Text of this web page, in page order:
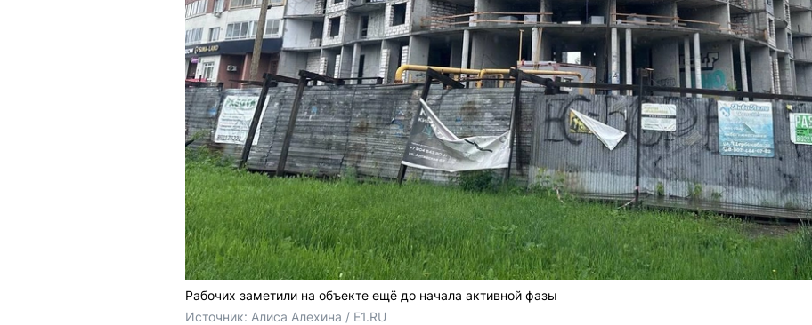
Рабочих заметили на объекте ещё до начала активной фазы
Источник: Алиса Алехина / E1.RU